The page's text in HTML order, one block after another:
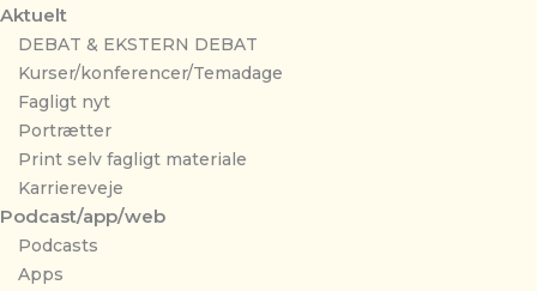
Aktuelt
DEBAT & EKSTERN DEBAT
Kurser/konferencer/Temadage
Fagligt nyt
Portrætter
Print selv fagligt materiale
Karriereveje
Podcast/app/web
Podcasts
Apps